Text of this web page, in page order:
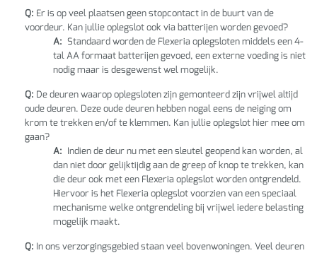
Q: Er is op veel plaatsen geen stopcontact in de buurt van de
voordeur. Kan jullie oplegslot ook via batterijen worden gevoed?
A: Standaard worden de Flexeria oplegsloten middels een 4-
tal AA formaat batterijen gevoed, een externe voeding is niet
nodig maar is desgewenst wel mogelijk.
Q: De deuren waarop oplegsloten zijn gemonteerd zijn vrijwel altijd
oude deuren. Deze oude deuren hebben nogal eens de neiging om
krom te trekken en/of te klemmen. Kan jullie oplegslot hier mee om
gaan?
A: Indien de deur nu met een sleutel geopend kan worden, al
dan niet door gelijktijdig aan de greep of knop te trekken, kan
die deur ook met een Flexeria oplegslot worden ontgrendeld.
Hiervoor is het Flexeria oplegslot voorzien van een speciaal
mechanisme welke ontgrendeling bij vrijwel iedere belasting
mogelijk maakt.
Q: In ons verzorgingsgebied staan veel bovenwoningen. Veel deuren